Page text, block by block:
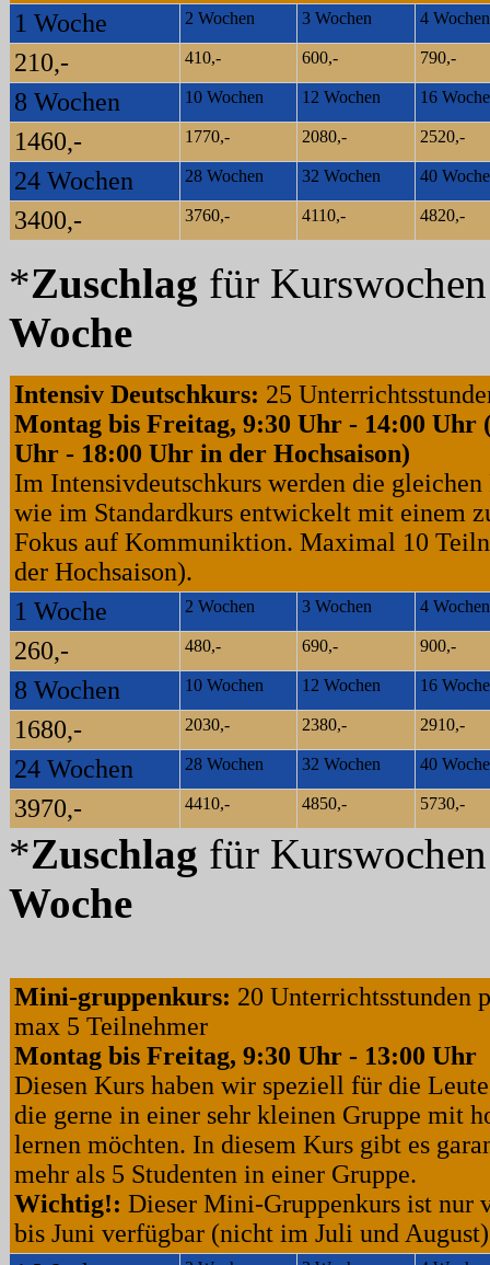
1 Woche
2 Wochen 3 Wochen 4 Wochen
210,- 410,- 600,- 790,-
8 Wochen 10 Wochen 12 Wochen 16
1460,- 1770,- 2080,- 2520,-
24 Wochen 28 Wochen 32 Wochen 40
3400,- 3760,- 4110,- 4820,-
*Zuschlag für
Woche
Intensiv Deutschkurs: 25
Montag bis Freitag, 9:30 Uhr - 14:00 Uhr
Uhr - 18:00 Uhr in der Hochsaison)
Im Intensivdeutschkurs werden die
wie im Standardkurs entwickelt mit einem
Fokus auf Kommuniktion. Maximal 10
der Hochsaison).
1 Woche
2 Wochen 3 Wochen 4 Wochen
260,- 480,- 690,- 900,-
8 Wochen 10 Wochen 12 Wochen 16
1680,- 2030,- 2380,- 2910,-
24 Wochen 28 Wochen 32 Wochen 40
3970,- 4410,- 4850,- 5730,-
*Zuschlag für
Woche
Mini-gruppenkurs: 20 Unterrichtsstunden
max 5 Teilnehmer
Montag bis Freitag, 9:30 Uhr - 13:00 Uhr
Diesen Kurs haben wir speziell für die
die gerne in einer sehr kleinen Gruppe mit
lernen möchten. In diesem Kurs gibt es
mehr als 5 Studenten in einer Gruppe.
Wichtig!: Dieser Mini-Gruppenkurs ist nur
bis Juni verfügbar (nicht im Juli und August)